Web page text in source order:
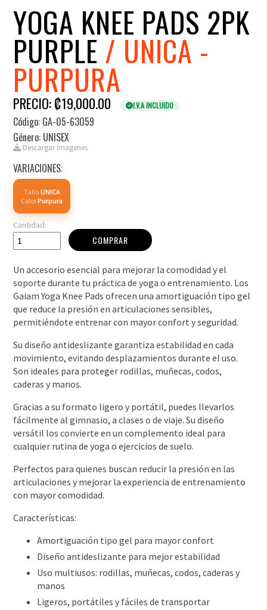
YOGA KNEE PADS 2PK
PURPLE / UNICA -
PURPURA
PRECIO: ₡19,000.00 I.V.A INCLUIDO
Código: GA-05-63059
Género: UNISEX
Descargar Imagenes
VARIACIONES:
Talla UNICA
ColorPurpura
Cantidad:
COMPRAR
Un accesorio esencial para mejorar la comodidad y el
soporte durante tu práctica de yoga o entrenamiento. Los
Gaiam Yoga Knee Pads ofrecen una amortiguación tipo gel
que reduce la presión en articulaciones sensibles,
permitiéndote entrenar con mayor confort y seguridad.
Su diseño antideslizante garantiza estabilidad en cada
movimiento, evitando desplazamientos durante el uso.
Son ideales para proteger rodillas, muñecas, codos,
caderas y manos.
Gracias a su formato ligero y portátil, puedes llevarlos
fácilmente al gimnasio, a clases o de viaje. Su diseño
versátil los convierte en un complemento ideal para
cualquier rutina de yoga o ejercicios de suelo.
Perfectos para quienes buscan reducir la presión en las
articulaciones y mejorar la experiencia de entrenamiento
con mayor comodidad.
Características:
Amortiguación tipo gel para mayor confort
Diseño antideslizante para mejor estabilidad
Uso multiusos: rodillas, muñecas, codos, caderas y
manos
Ligeros, portátiles y fáciles de transportar